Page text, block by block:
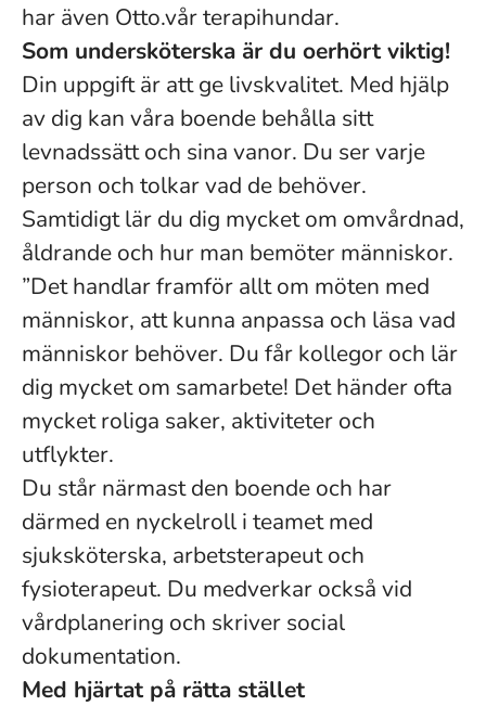
har även Otto.vår terapihundar.
Som undersköterska är du oerhört viktig!
Din uppgift är att ge livskvalitet. Med hjälp
av dig kan våra boende behålla sitt
levnadssätt och sina vanor. Du ser varje
person och tolkar vad de behöver.
Samtidigt lär du dig mycket om omvårdnad,
åldrande och hur man bemöter människor.
”Det handlar framför allt om möten med
människor, att kunna anpassa och läsa vad
människor behöver. Du får kollegor och lär
dig mycket om samarbete! Det händer ofta
mycket roliga saker, aktiviteter och
utflykter.
Du står närmast den boende och har
därmed en nyckelroll i teamet med
sjuksköterska, arbetsterapeut och
fysioterapeut. Du medverkar också vid
vårdplanering och skriver social
dokumentation.
Med hjärtat på rätta stället